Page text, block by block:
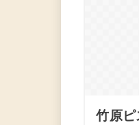
竹原ピ